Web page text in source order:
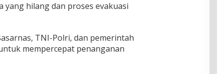
yang hilang dan proses evakuasi
TNI-Polri, dan pemerintah
mempercepat penanganan
Warga Berebut Kuota
Di Daerah, Nasional
09:13 WIB